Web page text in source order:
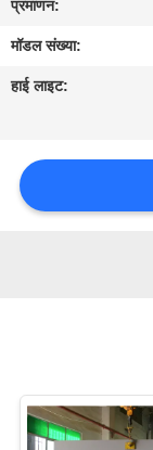
संपर्क
करें
एक
उद्धरण
साइटमैप
प्रमाणन:
मॉडल संख्या:
हाई लाइट: